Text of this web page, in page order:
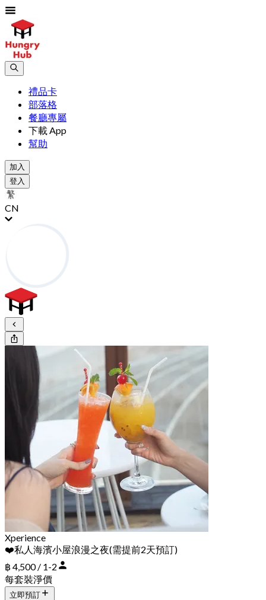
禮品卡
部落格
餐廳專屬
下載 App
幫助
加入
登入
CN
Xperience
❤️私人海濱小屋浪漫之夜(需提前2天預訂)
฿ 4,500 / 1-2
每套裝淨價
立即預訂